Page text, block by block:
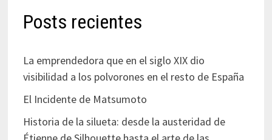
Posts recientes
La emprendedora que en el siglo XIX dio
visibilidad a los polvorones en el resto de España
El Incidente de Matsumoto
Historia de la silueta: desde la austeridad de